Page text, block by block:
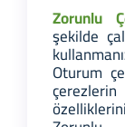
Zorunlu
şekilde
Oturum